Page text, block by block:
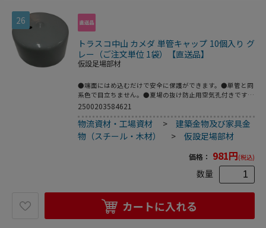
26
トラスコ中山 カメダ 単管キャップ 10個入り グ
レー（ご注文単位 1袋）【直送品】
仮設足場部材
●端面にはめ込むだけで安全に保護ができます。●単管と同
系色で目立ちません。●夏場の抜け防止用空気孔付きです。
●単管端面の保護に。●適合パイプ径(mm)：48.6●色：グ
2500203584621
物流資材・工場資材 >建築金物及び家具金
物（スチール・木材）
>仮設足場部材
価格： 981円(税込)
数量
カートに入れる